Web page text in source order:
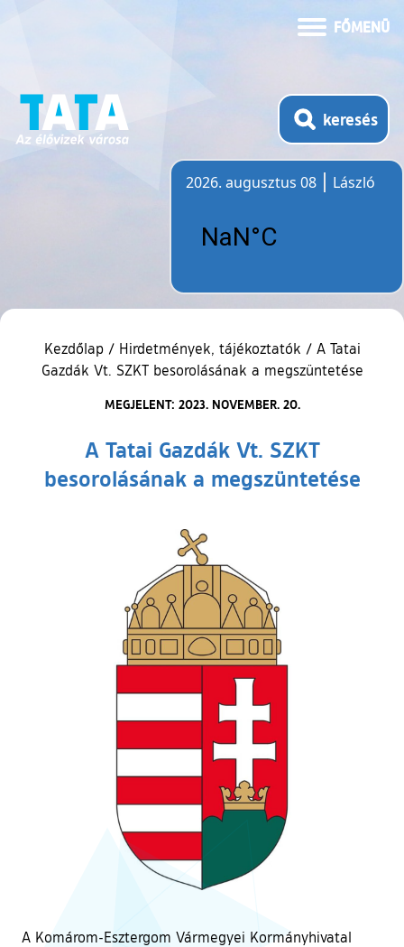
FŐMENÜ
keresés
2026. augusztus 08
László
Kezdőlap / Hirdetmények, tájékoztatók / A Tatai
Gazdák Vt. SZKT besorolásának a megszüntetése
MEGJELENT: 2023. NOVEMBER. 20.
A Tatai Gazdák Vt. SZKT
besorolásának a megszüntetése
A Komárom-Esztergom Vármegyei Kormányhivatal